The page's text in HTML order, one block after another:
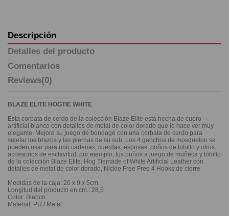
Descripción
Detalles del producto
Comentarios
Reviews(0)
BLAZE ELITE HOGTIE WHITE
Esta corbata de cerdo de la colección Blaze Elite está hecha de cuero
artificial blanco con detalles de metal de color dorado que lo hace ver muy
elegante. Mejore su juego de bondage con una corbata de cerdo para
sujetar los brazos y las piernas de su sub. Los 4 ganchos de mosqueton se
pueden usar para unir cadenas, cuerdas, esposas, puños de tobillo y otros
accesorios de esclavitud, por ejemplo, los puños a juego de muñeca y tobillo
de la colección Blaze Elite. Hog Tiemade of White Artificial Leather con
detalles de metal de color dorado, Nickle Free Free 4 Hooks de cierre
Medidas de la caja: 20 x 9 x 5cm
Longitud del producto en cm.: 28,5
Color: Blanco
Material: PU / Metal